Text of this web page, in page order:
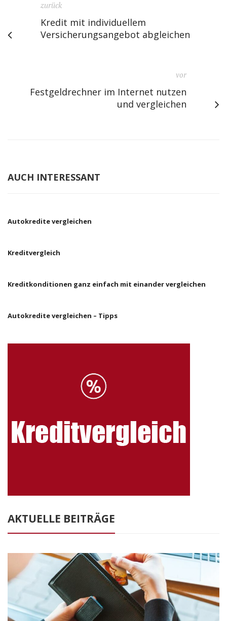
zurück
Kredit mit individuellem
Versicherungsangebot abgleichen
vor
Festgeldrechner im Internet nutzen
und vergleichen
AUCH INTERESSANT
Autokredite vergleichen
Kreditvergleich
Kreditkonditionen ganz einfach mit einander vergleichen
Autokredite vergleichen – Tipps
AKTUELLE BEITRÄGE